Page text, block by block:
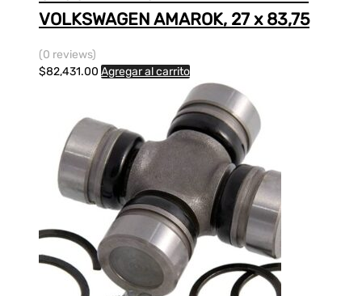
VOLKSWAGEN AMAROK, 27 x 83,75
(0 reviews)
$82,431.00 Agregar al carrito